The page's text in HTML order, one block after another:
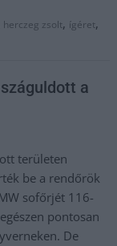
herczeg zsolt, ígéret,
a
területen
be a rendőrök
sofőrjét 116-
pontosan
De